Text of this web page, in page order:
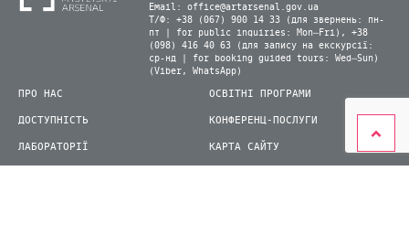
Email: office@artarsenal.gov.ua
Т/Ф: +38 (067) 900 14 33 (для звернень: пн-
пт | for public inquiries: Mon–Fri), +38
(098) 416 40 63 (для запису на екскурсії:
ср-нд | for booking guided tours: Wed–Sun)
(Viber, WhatsApp)
ПРО НАС
ДОСТУПНІСТЬ
ЛАБОРАТОРІЇ
ОСВІТНІ ПРОГРАМИ
КОНФЕРЕНЦ-ПОСЛУГИ
КАРТА САЙТУ